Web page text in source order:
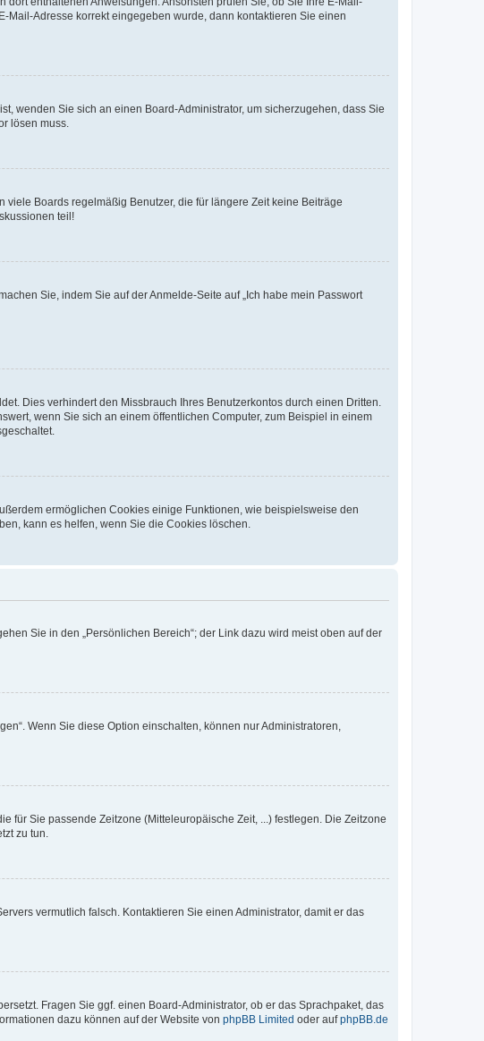
Adresse korrekt eingegeben wurde, dann kontaktieren Sie einen
wenden Sie sich an einen Board-Administrator, um sicherzugehen, dass Sie
lösen muss.
Boards regelmäßig Benutzer, die für längere Zeit keine Beiträge
teil!
Sie, indem Sie auf der Anmelde-Seite auf „Ich habe mein Passwort
Dies verhindert den Missbrauch Ihres Benutzerkontos durch einen Dritten.
wenn Sie sich an einem öffentlichen Computer, zum Beispiel in einem
ermöglichen Cookies einige Funktionen, wie beispielsweise den
kann es helfen, wenn Sie die Cookies löschen.
Sie in den „Persönlichen Bereich“; der Link dazu wird meist oben auf der
Wenn Sie diese Option einschalten, können nur Administratoren,
für Sie passende Zeitzone (Mitteleuropäische Zeit, ...) festlegen. Die Zeitzone
zu tun.
vermutlich falsch. Kontaktieren Sie einen Administrator, damit er das
Fragen Sie ggf. einen Board-Administrator, ob er das Sprachpaket, das
dazu können auf der Website von phpBB Limited oder aufphpBB.de